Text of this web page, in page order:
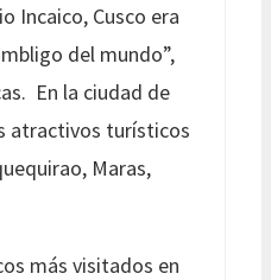
Incaico, Cusco era
del mundo”,
En la ciudad de
atractivos turísticos
Maras,
más visitados en